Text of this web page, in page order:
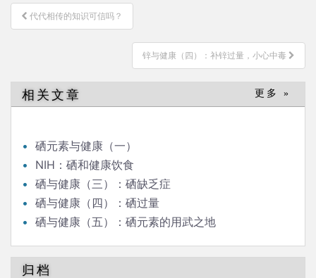
文
章
代代相传的知识可信吗？
锌与健康（四）：补锌过量，小心中毒
相关文章 更多 »
硒元素与健康（一）
NIH：硒和健康饮食
硒与健康（三）：硒缺乏症
硒与健康（四）：硒过量
硒与健康（五）：硒元素的用武之地
归档